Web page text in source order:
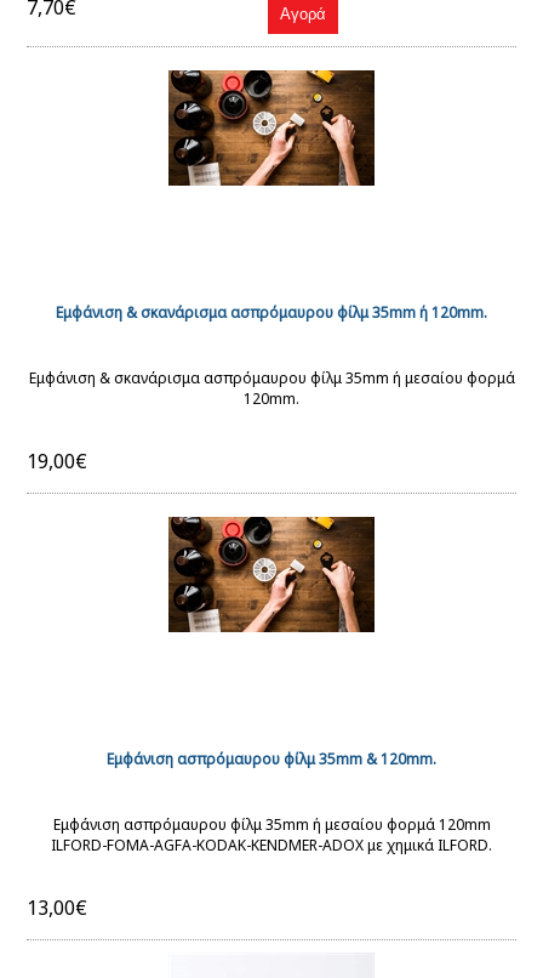
7,70€
Εμφάνιση & σκανάρισμα ασπρόμαυρου φίλμ 35mm ή 120mm.
Εμφάνιση & σκανάρισμα ασπρόμαυρου φίλμ 35mm ή μεσαίου φορμά
120mm.
19,00€
Εμφάνιση ασπρόμαυρου φίλμ 35mm & 120mm.
Εμφάνιση ασπρόμαυρου φίλμ 35mm ή μεσαίου φορμά 120mm
ILFORD-FOMA-AGFA-KODAK-KENDMER-ADOX με χημικά ILFORD.
13,00€